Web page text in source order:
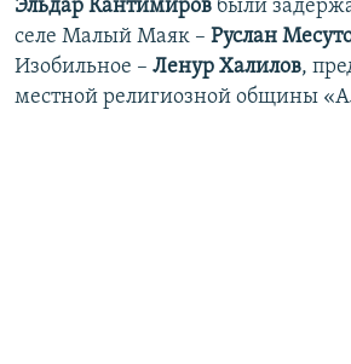
Эльдар Кантимиров были
селе Малый Маяк – Руслан
Изобильное – Ленур Халилов,
местной религиозной общины